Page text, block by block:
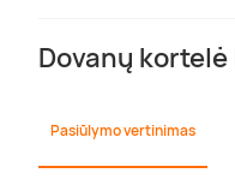
Dovanų kortelė
Pasiūlymo vertinimas